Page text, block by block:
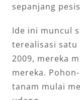
sepanjang
Ide ini muncul
terealisasi satu
2009, mereka
mereka.
tanam mulai